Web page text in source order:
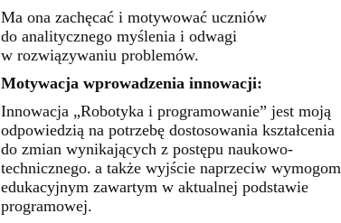
Ma ona zachęcać i motywować uczniów
do analitycznego myślenia i odwagi
w rozwiązywaniu problemów.
Motywacja wprowadzenia innowacji:
Innowacja „Robotyka i programowanie” jest moją
odpowiedzią na potrzebę dostosowania kształcenia
do zmian wynikających z postępu naukowo-
technicznego. a także wyjście naprzeciw wymogom
edukacyjnym zawartym w aktualnej podstawie
programowej.